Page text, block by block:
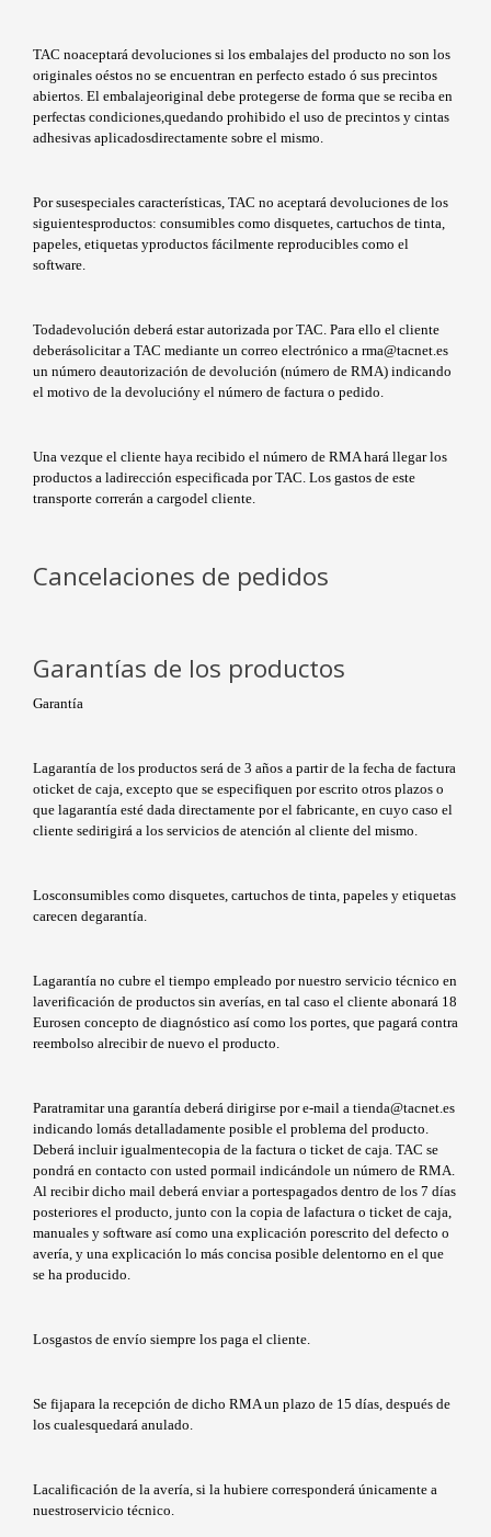
TAC noaceptará devoluciones si los embalajes del producto no son los
originales oéstos no se encuentran en perfecto estado ó sus precintos
abiertos. El embalajeoriginal debe protegerse de forma que se reciba en
perfectas condiciones,quedando prohibido el uso de precintos y cintas
adhesivas aplicadosdirectamente sobre el mismo.
Por susespeciales características, TAC no aceptará devoluciones de los
siguientesproductos: consumibles como disquetes, cartuchos de tinta,
papeles, etiquetas yproductos fácilmente reproducibles como el
software.
Todadevolución deberá estar autorizada por TAC. Para ello el cliente
deberásolicitar a TAC mediante un correo electrónico a rma@tacnet.es
un número deautorización de devolución (número de RMA) indicando
el motivo de la devolucióny el número de factura o pedido.
Una vezque el cliente haya recibido el número de RMA hará llegar los
productos a ladirección especificada por TAC. Los gastos de este
transporte correrán a cargodel cliente.
Cancelaciones de pedidos
Garantías de los productos
Garantía
Lagarantía de los productos será de 3 años a partir de la fecha de factura
oticket de caja, excepto que se especifiquen por escrito otros plazos o
que lagarantía esté dada directamente por el fabricante, en cuyo caso el
cliente sedirigirá a los servicios de atención al cliente del mismo.
Losconsumibles como disquetes, cartuchos de tinta, papeles y etiquetas
carecen degarantía.
Lagarantía no cubre el tiempo empleado por nuestro servicio técnico en
laverificación de productos sin averías, en tal caso el cliente abonará 18
Eurosen concepto de diagnóstico así como los portes, que pagará contra
reembolso alrecibir de nuevo el producto.
Paratramitar una garantía deberá dirigirse por e-mail a tienda@tacnet.es
indicando lomás detalladamente posible el problema del producto.
Deberá incluir igualmentecopia de la factura o ticket de caja. TAC se
pondrá en contacto con usted pormail indicándole un número de RMA.
Al recibir dicho mail deberá enviar a portespagados dentro de los 7 días
posteriores el producto, junto con la copia de lafactura o ticket de caja,
manuales y software así como una explicación porescrito del defecto o
avería, y una explicación lo más concisa posible delentorno en el que
se ha producido.
Losgastos de envío siempre los paga el cliente.
Se fijapara la recepción de dicho RMA un plazo de 15 días, después de
los cualesquedará anulado.
Lacalificación de la avería, si la hubiere corresponderá únicamente a
nuestroservicio técnico.